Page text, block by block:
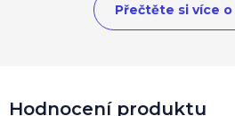
Hodnocení produktu
Přečtěte si více o